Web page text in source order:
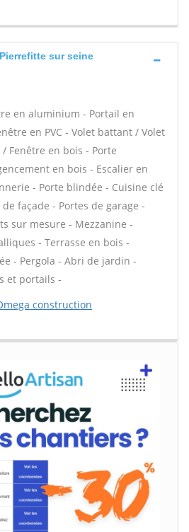
sur seine
en aluminium - Portail en
en PVC - Volet battant / Volet
Fenêtre en bois - Porte
en bois - Escalier en
- Porte blindée - Cuisine clé
façade - Portes de garage -
sur mesure - Mezzanine -
- Terrasse en bois -
- Pergola - Abri de jardin -
et portails -
construction